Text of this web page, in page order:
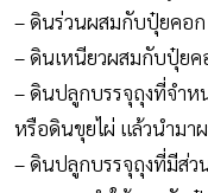
– ดินร่วนผสมกับปุ๋ยคอก
– ดินเหนียวผสมกับปุ๋ยค
– ดินปลูกบรรจุถุงที่จำห
หรือดินขุยไผ่ แล้วนำมา
– ดินปลูกบรรจุถุงที่มีส่ว